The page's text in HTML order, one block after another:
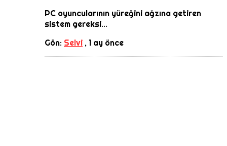
PC oyuncularının yüreğini ağzına getiren
sistem gereksi...
Gön: Selvi ,1 ay önce